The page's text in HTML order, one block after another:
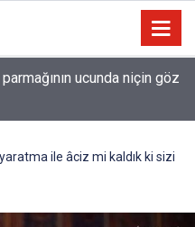
ve Pakistan Ortak Savunma
ile âciz mi kaldık ki sizi